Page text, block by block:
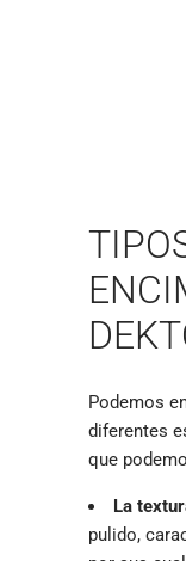
Podemos
diferentes
que
La
pulido,